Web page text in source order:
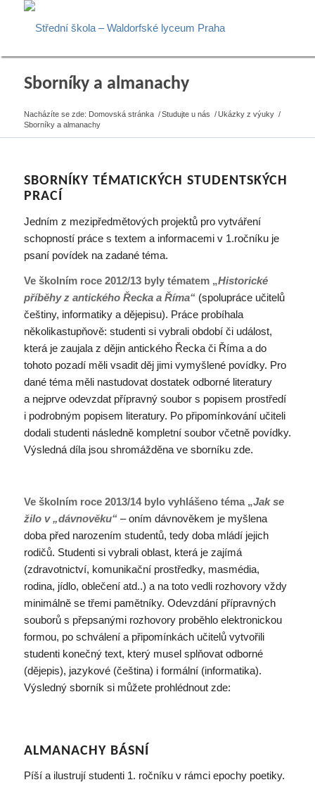
Sborníky a almanachy
Nacházíte se zde: Domovská stránka / Studujte u nás / Ukázky z výuky /
Sborníky a almanachy
SBORNÍKY TÉMATICKÝCH STUDENTSKÝCH
PRACÍ
Jedním z mezipředmětových projektů pro vytváření
schopností práce s textem a informacemi v 1.ročníku je
psaní povídek na zadané téma.
Ve školním roce 2012/13 byly tématem „Historické
příběhy z antického Řecka a Říma“ (spolupráce učitelů
češtiny, informatiky a dějepisu). Práce probíhala
několikastupňově: studenti si vybrali období či událost,
která je zaujala z dějin antického Řecka či Říma a do
tohoto pozadí měli vsadit děj jimi vymyšlené povídky. Pro
dané téma měli nastudovat dostatek odborné literatury
a nejprve odevzdat přípravný soubor s popisem prostředí
i podrobným popisem literatury. Po připomínkování učiteli
dodali studenti následně kompletní soubor včetně povídky.
Výsledná díla jsou shromážděna ve sborníku zde.
Ve školním roce 2013/14 bylo vyhlášeno téma „Jak se
žilo v „dávnověku“ – oním dávnověkem je myšlena
doba před narozením studentů, tedy doba mládí jejich
rodičů. Studenti si vybrali oblast, která je zajímá
(zdravotnictví, komunikační prostředky, masmédia,
rodina, jídlo, oblečení atd..) a na toto vedli rozhovory vždy
minimálně se třemi pamětníky. Odevzdání přípravných
souborů s přepsanými rozhovory proběhlo elektronickou
formou, po schválení a připomínkách učitelů vytvořili
studenti konečný text, který musel splňovat odborné
(dějepis), jazykové (čeština) i formální (informatika).
Výsledný sborník si můžete prohlédnout zde:
ALMANACHY BÁSNÍ
Píší a ilustrují studenti 1. ročníku v rámci epochy poetiky.